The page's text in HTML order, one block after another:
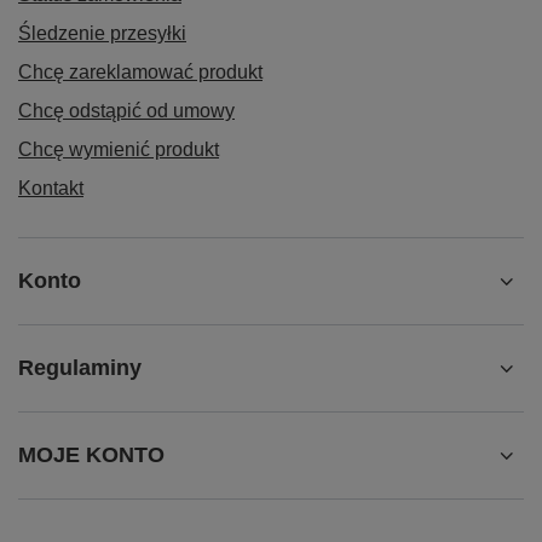
zestaw
różne końcówki do różnych zastosowań
Śledzenie przesyłki
Chcę zareklamować produkt
Chcę odstąpić od umowy
Chcę wymienić produkt
Kontakt
Konto
Regulaminy
MOJE KONTO